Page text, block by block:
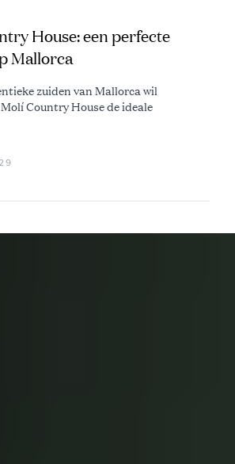
House: een perfecte
Mallorca
zuiden van Mallorca wil
Country House de ideale